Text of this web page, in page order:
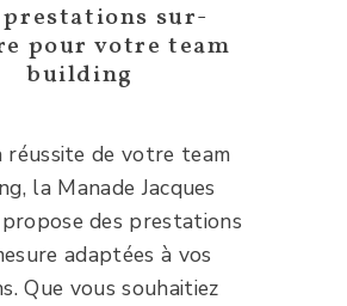
prestations sur-
pour votre team
building
réussite de votre team
la Manade Jacques
des prestations
adaptées à vos
Que vous souhaitiez